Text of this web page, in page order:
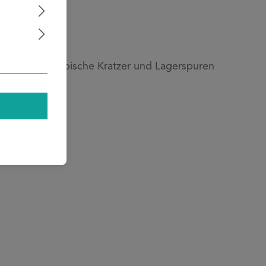
Kratzer und Lagerspuren